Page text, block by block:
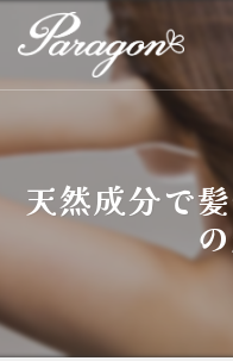
天然成分で